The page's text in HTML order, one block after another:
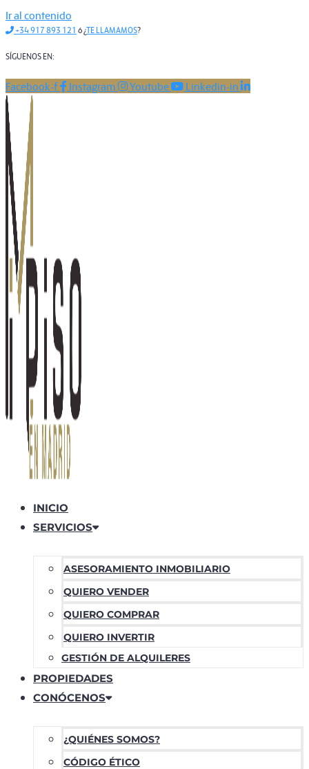
Ir al contenido
+34 917 893 121 ó ¿TE LLAMAMOS?
SÍGUENOS EN:
Facebook-f Instagram Youtube Linkedin-in
INICIO
SERVICIOS
ASESORAMIENTO INMOBILIARIO
QUIERO VENDER
QUIERO COMPRAR
QUIERO INVERTIR
GESTIÓN DE ALQUILERES
PROPIEDADES
CONÓCENOS
¿QUIÉNES SOMOS?
CÓDIGO ÉTICO